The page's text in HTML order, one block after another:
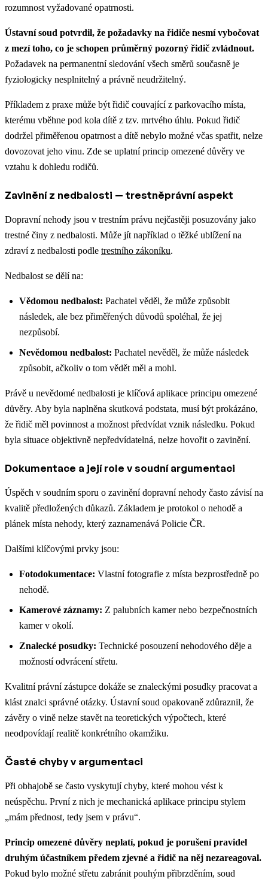
rozumnost vyžadované opatrnosti.
Ústavní soud potvrdil, že požadavky na řidiče nesmí vybočovat
z mezí toho, co je schopen průměrný pozorný řidič zvládnout.
Požadavek na permanentní sledování všech směrů současně je
fyziologicky nesplnitelný a právně neudržitelný.
Příkladem z praxe může být řidič couvající z parkovacího místa,
kterému vběhne pod kola dítě z tzv. mrtvého úhlu. Pokud řidič
dodržel přiměřenou opatrnost a dítě nebylo možné včas spatřit, nelze
dovozovat jeho vinu. Zde se uplatní princip omezené důvěry ve
vztahu k dohledu rodičů.
Zavinění z nedbalosti — trestněprávní aspekt
Dopravní nehody jsou v trestním právu nejčastěji posuzovány jako
trestné činy z nedbalosti. Může jít například o těžké ublížení na
zdraví z nedbalosti podle trestního zákoníku.
Nedbalost se dělí na:
Vědomou nedbalost: Pachatel věděl, že může způsobit
následek, ale bez přiměřených důvodů spoléhal, že jej
nezpůsobí.
Nevědomou nedbalost: Pachatel nevěděl, že může následek
způsobit, ačkoliv o tom vědět měl a mohl.
Právě u nevědomé nedbalosti je klíčová aplikace principu omezené
důvěry. Aby byla naplněna skutková podstata, musí být prokázáno,
že řidič měl povinnost a možnost předvídat vznik následku. Pokud
byla situace objektivně nepředvídatelná, nelze hovořit o zavinění.
Dokumentace a její role v soudní argumentaci
Úspěch v soudním sporu o zavinění dopravní nehody často závisí na
kvalitě předložených důkazů. Základem je protokol o nehodě a
plánek místa nehody, který zaznamenává Policie ČR.
Dalšími klíčovými prvky jsou:
Fotodokumentace: Vlastní fotografie z místa bezprostředně po
nehodě.
Kamerové záznamy: Z palubních kamer nebo bezpečnostních
kamer v okolí.
Znalecké posudky: Technické posouzení nehodového děje a
možností odvrácení střetu.
Kvalitní právní zástupce dokáže se znaleckými posudky pracovat a
klást znalci správné otázky. Ústavní soud opakovaně zdůraznil, že
závěry o vině nelze stavět na teoretických výpočtech, které
neodpovídají realitě konkrétního okamžiku.
Časté chyby v argumentaci
Při obhajobě se často vyskytují chyby, které mohou vést k
neúspěchu. První z nich je mechanická aplikace principu stylem
„mám přednost, tedy jsem v právu“.
Princip omezené důvěry neplatí, pokud je porušení pravidel
druhým účastníkem předem zjevné a řidič na něj nezareagoval.
Pokud bylo možné střetu zabránit pouhým přibrzděním, soud